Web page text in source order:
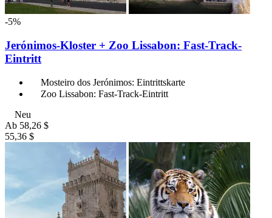
-5%
Jerónimos-Kloster + Zoo Lissabon: Fast-Track-
Eintritt
Mosteiro dos Jerónimos: Eintrittskarte
Zoo Lissabon: Fast-Track-Eintritt
Neu
Ab 58,26 $
55,36 $